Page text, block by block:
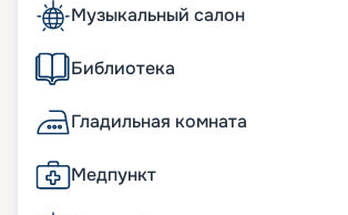
Музыкальный салон
Библиотека
Гладильная комната
Медпункт